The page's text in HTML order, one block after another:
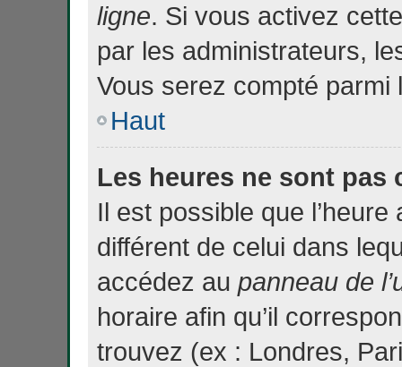
ligne. Si vous activez
par les administrateurs,
Vous serez compté
Haut
Les heures ne sont pas
Il est possible que
différent de celui dans
accédez au panneau de
horaire afin qu’il
trouvez (ex : Londres,